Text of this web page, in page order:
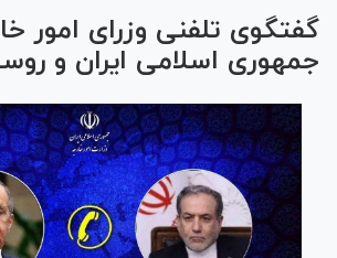
گفتگوی تلفنی وزرای امور
جمهوری اسلامی ایران و